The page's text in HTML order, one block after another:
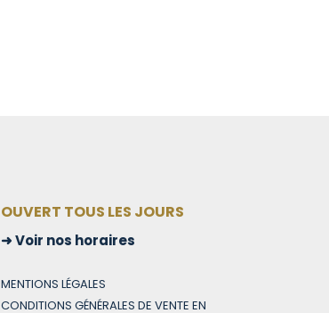
OUVERT TOUS LES JOURS
Voir nos horaires
MENTIONS LÉGALES
CONDITIONS GÉNÉRALES DE VENTE EN